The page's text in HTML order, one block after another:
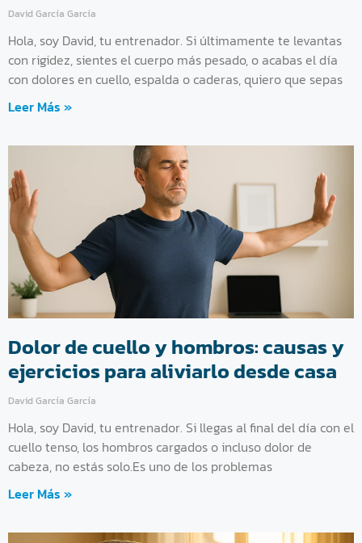
David García García
Hola, soy David, tu entrenador. Si últimamente te levantas
con rigidez, sientes el cuerpo más pesado, o acabas el día
con dolores en cuello, espalda o caderas, quiero que sepas
Leer Más »
Dolor de cuello y hombros: causas y
ejercicios para aliviarlo desde casa
David García García
Hola, soy David, tu entrenador. Si llegas al final del día con el
cuello tenso, los hombros cargados o incluso dolor de
cabeza, no estás solo.Es uno de los problemas
Leer Más »